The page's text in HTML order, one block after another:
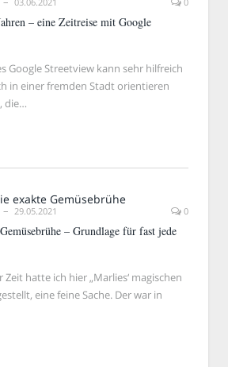
– eine Zeitreise mit Google
Google Streetview kann sehr hilfreich
in einer fremden Stadt orientieren
die…
29.05.2021 0
– Grundlage für fast jede
Zeit hatte ich hier „Marlies‘ magischen
eine feine Sache. Der war in